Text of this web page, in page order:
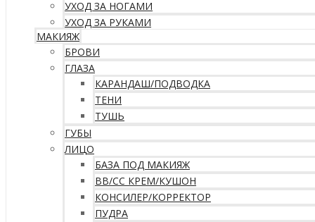
УХОД ЗА НОГАМИ
УХОД ЗА РУКАМИ
МАКИЯЖ
БРОВИ
ГЛАЗА
КАРАНДАШ/ПОДВОДКА
ТЕНИ
ТУШЬ
ГУБЫ
ЛИЦО
БАЗА ПОД МАКИЯЖ
ВВ/CC КРЕМ/КУШОН
КОНСИЛЕР/КОРРЕКТОР
ПУДРА